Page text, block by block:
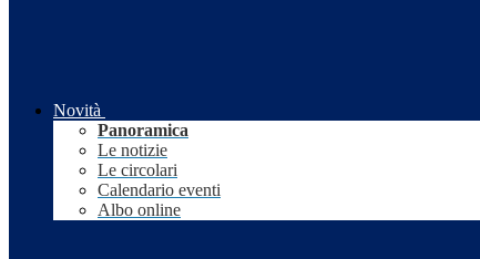
Novità
Panoramica
Le notizie
Le circolari
Calendario eventi
Albo online